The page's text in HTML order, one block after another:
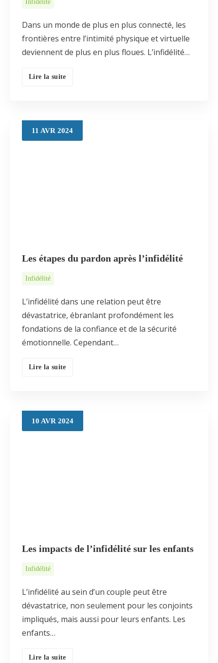
Infidélité
Dans un monde de plus en plus connecté, les
frontières entre l’intimité physique et virtuelle
deviennent de plus en plus floues. L’infidélité…
Lire la suite
11 AVR 2024
Les étapes du pardon après l’infidélité
Infidélité
L’infidélité dans une relation peut être
dévastatrice, ébranlant profondément les
fondations de la confiance et de la sécurité
émotionnelle. Cependant…
Lire la suite
10 AVR 2024
Les impacts de l’infidélité sur les enfants
Infidélité
L’infidélité au sein d’un couple peut être
dévastatrice, non seulement pour les conjoints
impliqués, mais aussi pour leurs enfants. Les
enfants…
Lire la suite